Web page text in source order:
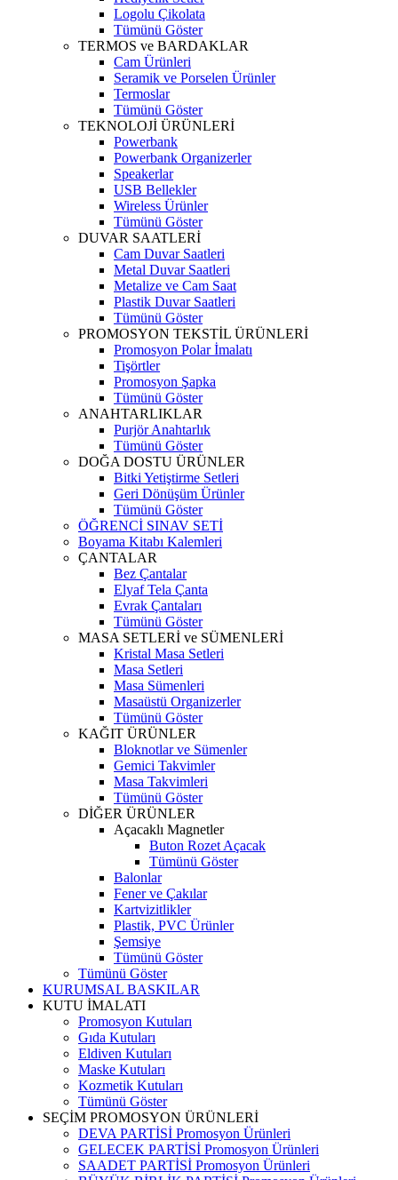
Logolu Çikolata
Tümünü Göster
TERMOS ve BARDAKLAR
Cam Ürünleri
Seramik ve Porselen Ürünler
Termoslar
Tümünü Göster
TEKNOLOJİ ÜRÜNLERİ
Powerbank
Powerbank Organizerler
Speakerlar
USB Bellekler
Wireless Ürünler
Tümünü Göster
DUVAR SAATLERİ
Cam Duvar Saatleri
Metal Duvar Saatleri
Metalize ve Cam Saat
Plastik Duvar Saatleri
Tümünü Göster
PROMOSYON TEKSTİL ÜRÜNLERİ
Promosyon Polar İmalatı
Tişörtler
Promosyon Şapka
Tümünü Göster
ANAHTARLIKLAR
Purjör Anahtarlık
Tümünü Göster
DOĞA DOSTU ÜRÜNLER
Bitki Yetiştirme Setleri
Geri Dönüşüm Ürünler
Tümünü Göster
ÖĞRENCİ SINAV SETİ
Boyama Kitabı Kalemleri
ÇANTALAR
Bez Çantalar
Elyaf Tela Çanta
Evrak Çantaları
Tümünü Göster
MASA SETLERİ ve SÜMENLERİ
Kristal Masa Setleri
Masa Setleri
Masa Sümenleri
Masaüstü Organizerler
Tümünü Göster
KAĞIT ÜRÜNLER
Bloknotlar ve Sümenler
Gemici Takvimler
Masa Takvimleri
Tümünü Göster
DİĞER ÜRÜNLER
Açacaklı Magnetler
Buton Rozet Açacak
Tümünü Göster
Balonlar
Fener ve Çakılar
Kartvizitlikler
Plastik, PVC Ürünler
Şemsiye
Tümünü Göster
Tümünü Göster
KURUMSAL BASKILAR
KUTU İMALATI
Promosyon Kutuları
Gıda Kutuları
Eldiven Kutuları
Maske Kutuları
Kozmetik Kutuları
Tümünü Göster
SEÇİM PROMOSYON ÜRÜNLERİ
DEVA PARTİSİ Promosyon Ürünleri
GELECEK PARTİSİ Promosyon Ürünleri
SAADET PARTİSİ Promosyon Ürünleri